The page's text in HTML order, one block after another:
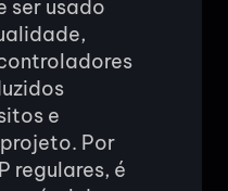
ser usado
e
Por
regulares, é